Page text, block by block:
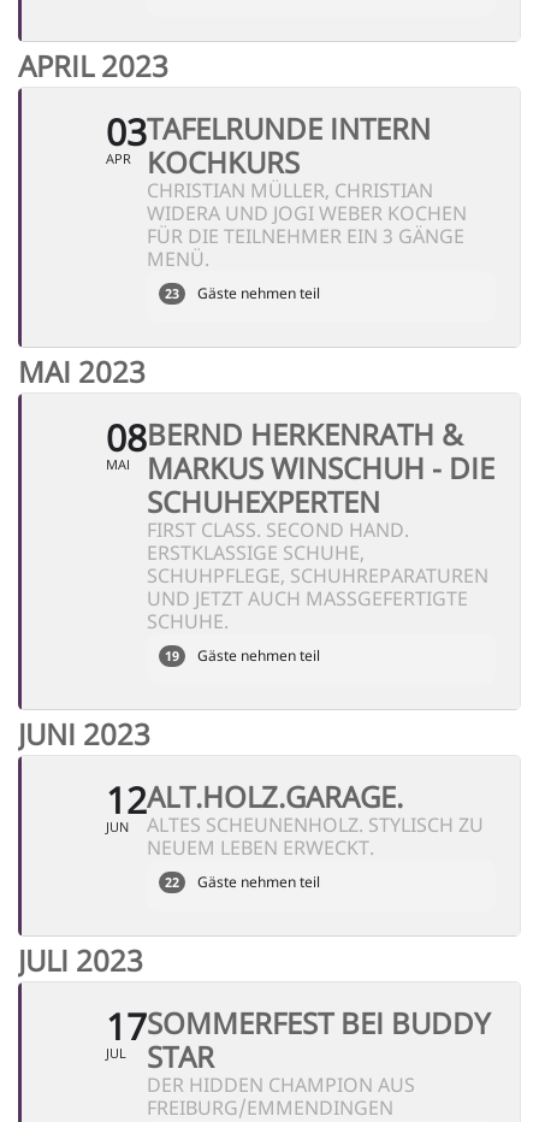
APRIL 2023
03
APR
TAFELRUNDE INTERN
KOCHKURS
CHRISTIAN MÜLLER, CHRISTIAN
WIDERA UND JOGI WEBER KOCHEN
FÜR DIE TEILNEHMER EIN 3 GÄNGE
MENÜ.
23 Gäste nehmen teil
MAI 2023
08
MAI
BERND HERKENRATH &
MARKUS WINSCHUH - DIE
SCHUHEXPERTEN
FIRST CLASS. SECOND HAND.
ERSTKLASSIGE SCHUHE,
SCHUHPFLEGE, SCHUHREPARATUREN
UND JETZT AUCH MASSGEFERTIGTE S
CHUHE.
19 Gäste nehmen teil
JUNI 2023
12
JUN
ALT.HOLZ.GARAGE.
ALTES SCHEUNENHOLZ. STYLISCH ZU
NEUEM LEBEN ERWECKT.
22 Gäste nehmen teil
JULI 2023
17
JUL
SOMMERFEST BEI BUDDY
STAR
DER HIDDEN CHAMPION AUS
FREIBURG/EMMENDINGEN